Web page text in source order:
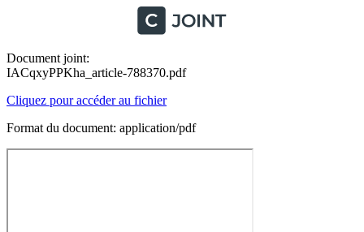
Document joint:
IACqxyPPKha_article-788370.pdf
Cliquez pour accéder au fichier
Format du document: application/pdf